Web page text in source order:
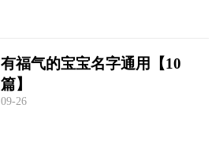
有福气的宝宝名字通用【10
篇】
09-26